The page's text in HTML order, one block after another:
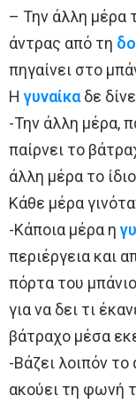
– Την άλλη μέρα
άντρας από τη
πηγαίνει στο
Η γυναίκαδε
-Την άλλη μέρα,
παίρνει το
άλλη μέρα το
Κάθε μέρα
-Κάποια μέρα η
περιέργεια και
πόρτα του
για να δει τι
βάτραχο μέσα
-Βάζει λοιπόν
ακούει τη φωνή